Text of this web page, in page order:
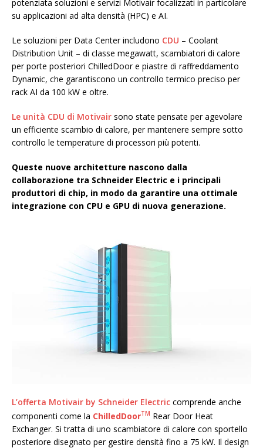
potenziata soluzioni e servizi Motivair focalizzati in particolare
su applicazioni ad alta densità (HPC) e AI.
Le soluzioni per Data Center includono CDU – Coolant
Distribution Unit – di classe megawatt, scambiatori di calore
per porte posteriori ChilledDoor e piastre di raffreddamento
Dynamic, che garantiscono un controllo termico preciso per
rack AI da 100 kW e oltre.
Le unità CDU di Motivair sono state pensate per agevolare
un efficiente scambio di calore, per mantenere sempre sotto
controllo le temperature di processori più potenti.
Queste nuove architetture nascono dalla
collaborazione tra Schneider Electric e i principali
produttori di chip, in modo da garantire una ottimale
integrazione con CPU e GPU di nuova generazione.
L’offerta Motivair by Schneider Electric comprende anche
componenti come la ChilledDoorTM Rear Door Heat
Exchanger. Si tratta di uno scambiatore di calore con sportello
posteriore disegnato per gestire densità fino a 75 kW. Il design